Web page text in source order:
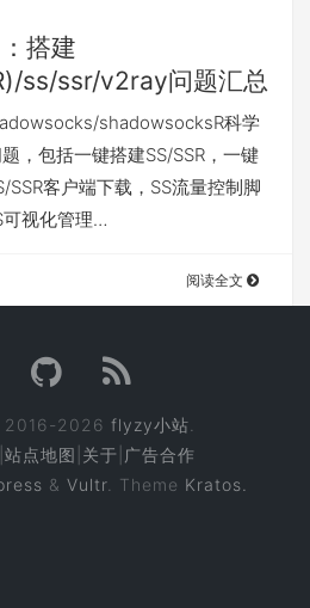
搭建
ss/ssr/v2ray问题汇总
shadowsocksR科学
，包括一键搭建SS/SSR，一键
SSR客户端下载，SS流量控制脚
可视化管理…
阅读全文
2026 flyzy小站
站点地图 关于 广告合作
& Vultr . Theme Kratos.